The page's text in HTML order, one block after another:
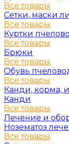
Все товары
Сетки, маски
Все товары
Куртки
Все товары
Брюки
Все товары
Обувь
Все товары
Канди, корма,
Канди
Все товары
Лечение и
Нозематоз
Все товары